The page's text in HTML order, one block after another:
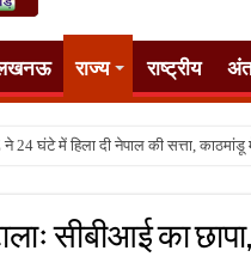
राज्य राष्ट्रीय
सीबीआई का